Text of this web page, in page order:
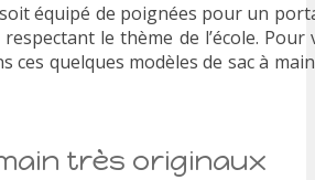
équipé de poignées pour un
le thème de l’école.
ces quelques modèles de sac à
très originaux